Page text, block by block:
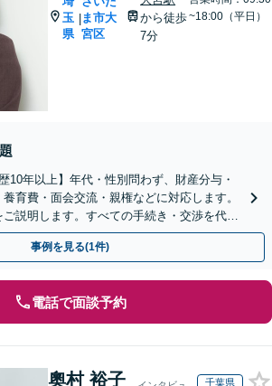
玉
県
|ま市大
宮区
から徒歩
7分
~18:00（平日）
10年以上】年代・性別問わず、財産分与・
育費・面会交流・親権などに対応します。
説明します。すべての手続き・交渉を代理
休日・夜間面談可】
事例を見る(1件)
電話で面談予約
奧村 裕子 千葉県